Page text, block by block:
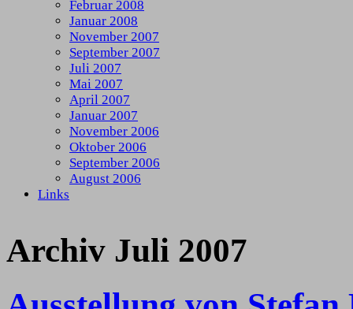
Februar 2008
Januar 2008
November 2007
September 2007
Juli 2007
Mai 2007
April 2007
Januar 2007
November 2006
Oktober 2006
September 2006
August 2006
Links
Archiv Juli 2007